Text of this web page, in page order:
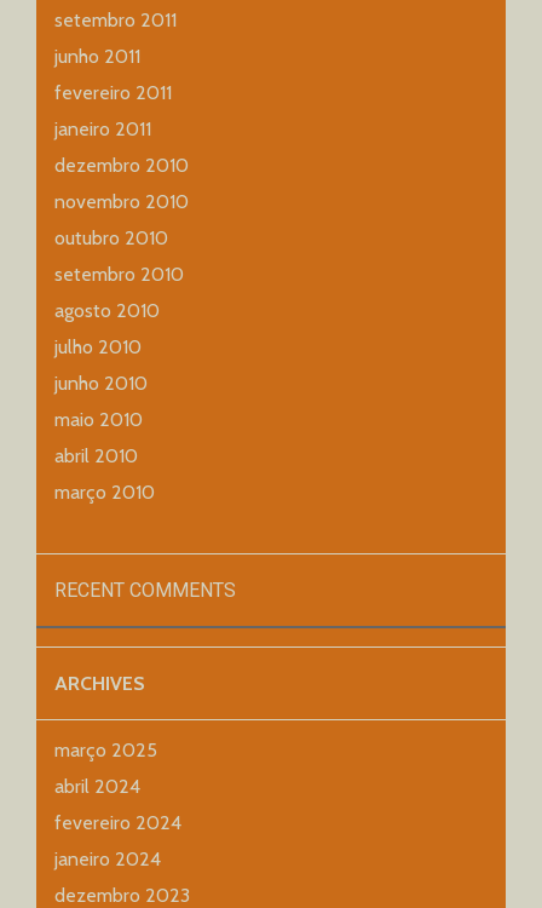
setembro 2011
junho 2011
fevereiro 2011
janeiro 2011
dezembro 2010
novembro 2010
outubro 2010
setembro 2010
agosto 2010
julho 2010
junho 2010
maio 2010
abril 2010
março 2010
RECENT COMMENTS
ARCHIVES
março 2025
abril 2024
fevereiro 2024
janeiro 2024
dezembro 2023